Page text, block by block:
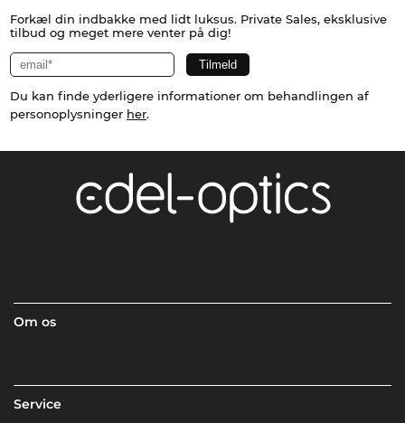
Forkæl din indbakke med lidt luksus. Private Sales, eksklusive
tilbud og meget mere venter på dig!
Du kan finde yderligere informationer om behandlingen af
personoplysninger her.
Om os
Service